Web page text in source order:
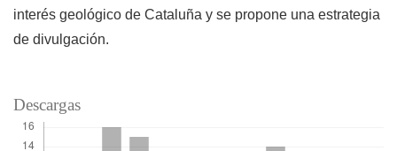
interés geológico de Cataluña y se propone una estrategia
de divulgación.
Descargas